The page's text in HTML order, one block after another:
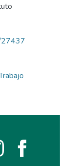
27437